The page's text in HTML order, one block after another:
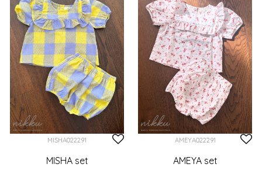
MISHA022291
MISHA set
AMEYA022291
AMEYA set